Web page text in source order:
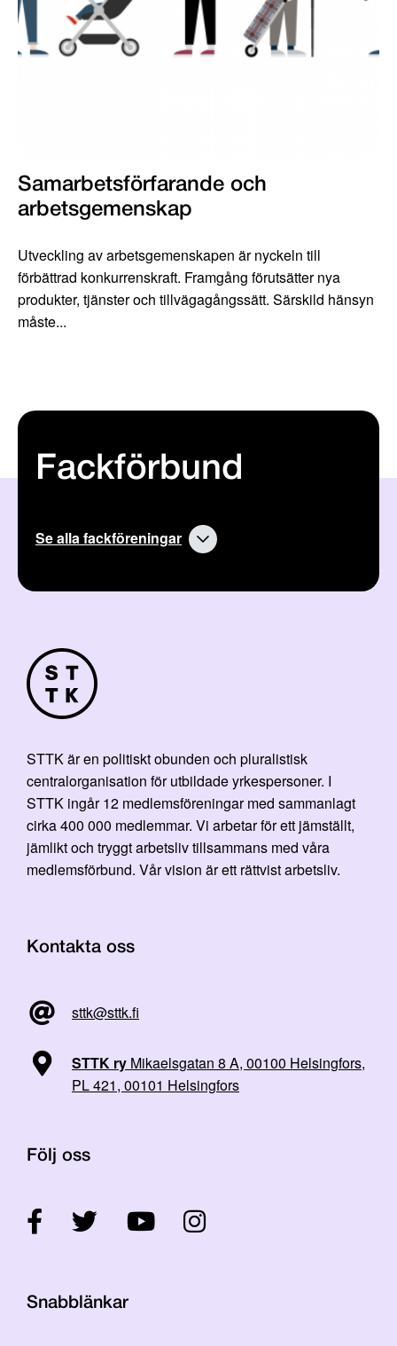
Samarbetsförfarande och
arbetsgemenskap
Utveckling av arbetsgemenskapen är nyckeln till
förbättrad konkurrenskraft. Framgång förutsätter nya
produkter, tjänster och tillvägagångssätt. Särskild hänsyn
måste...
Fackförbund
Se alla fackföreningar
STTK är en politiskt obunden och pluralistisk
centralorganisation för utbildade yrkespersoner. I
STTK ingår 12 medlemsföreningar med sammanlagt
cirka 400 000 medlemmar. Vi arbetar för ett jämställt,
jämlikt och tryggt arbetsliv tillsammans med våra
medlemsförbund. Vår vision är ett rättvist arbetsliv.
Kontakta oss
sttk@sttk.fi
STTK ry Mikaelsgatan 8 A, 00100 Helsingfors,
PL 421, 00101 Helsingfors
Följ oss
Snabblänkar